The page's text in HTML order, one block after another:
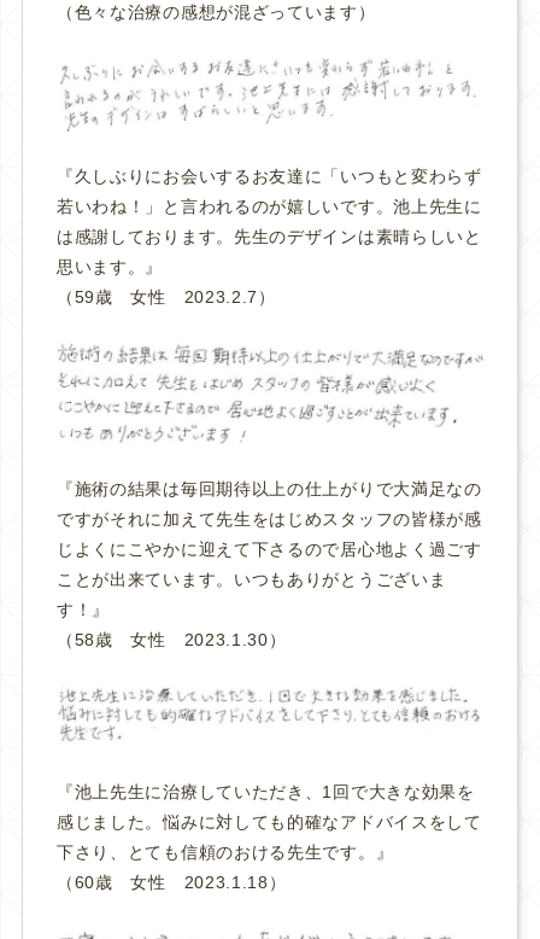
（色々な治療の感想が混ざっています）
『久しぶりにお会いするお友達に「いつもと変わらず
若いわね！」と言われるのが嬉しいです。池上先生に
は感謝しております。先生のデザインは素晴らしいと
思います。
』
（59歳 女性 2023.2.7）
『施術の結果は毎回期待以上の仕上がりで大満足なの
ですがそれに加えて先生をはじめスタッフの皆様が感
じよくにこやかに迎えて下さるので居心地よく過ごす
ことが出来ています。いつもありがとうございま
す！ 』
（58歳 女性 2023.1.30）
『池上先生に治療していただき、1回で大きな効果を
感じました。悩みに対しても的確なアドバイスをして
下さり、とても信頼のおける先生です。
』
（60歳 女性 2023.1.18）